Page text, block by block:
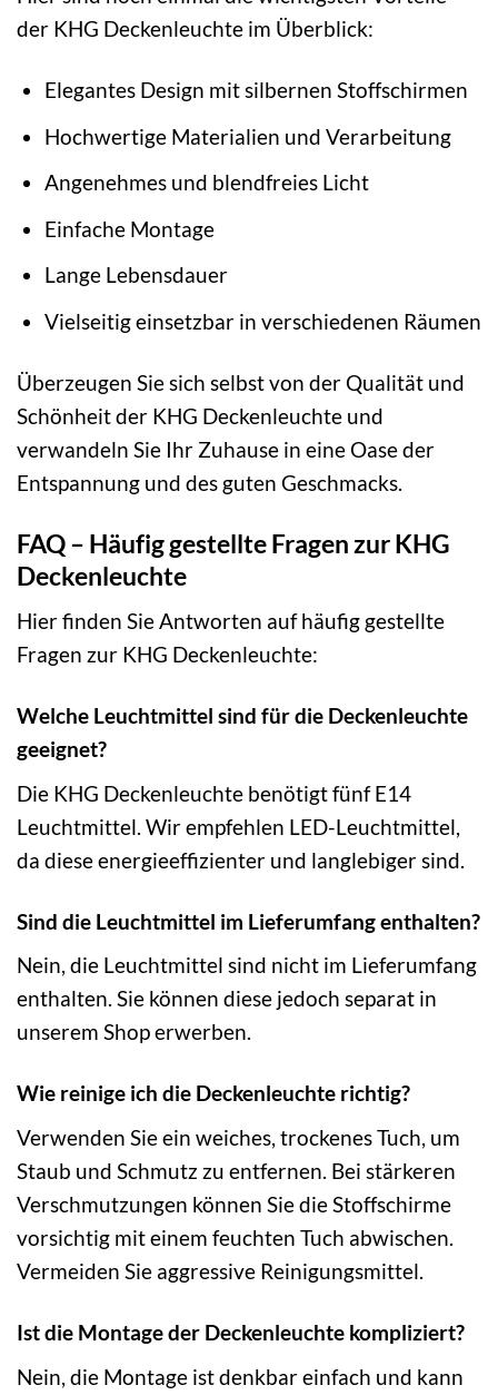
der KHG Deckenleuchte im Überblick:
Elegantes Design mit silbernen Stoffschirmen
Hochwertige Materialien und Verarbeitung
Angenehmes und blendfreies Licht
Einfache Montage
Lange Lebensdauer
Vielseitig einsetzbar in verschiedenen Räumen
Überzeugen Sie sich selbst von der Qualität und
Schönheit der KHG Deckenleuchte und
verwandeln Sie Ihr Zuhause in eine Oase der
Entspannung und des guten Geschmacks.
FAQ – Häufig gestellte Fragen zur KHG
Deckenleuchte
Hier finden Sie Antworten auf häufig gestellte
Fragen zur KHG Deckenleuchte:
Welche Leuchtmittel sind für die Deckenleuchte
geeignet?
Die KHG Deckenleuchte benötigt fünf E14
Leuchtmittel. Wir empfehlen LED-Leuchtmittel,
da diese energieeffizienter und langlebiger sind.
Sind die Leuchtmittel im Lieferumfang enthalten?
Nein, die Leuchtmittel sind nicht im Lieferumfang
enthalten. Sie können diese jedoch separat in
unserem Shop erwerben.
Wie reinige ich die Deckenleuchte richtig?
Verwenden Sie ein weiches, trockenes Tuch, um
Staub und Schmutz zu entfernen. Bei stärkeren
Verschmutzungen können Sie die Stoffschirme
vorsichtig mit einem feuchten Tuch abwischen.
Vermeiden Sie aggressive Reinigungsmittel.
Ist die Montage der Deckenleuchte kompliziert?
Nein, die Montage ist denkbar einfach und kann